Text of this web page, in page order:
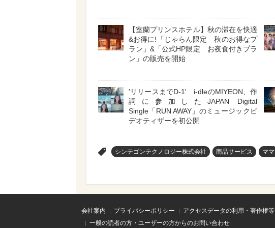
【室蘭プリンスホテル】秋の滞在を快適
&お得に!「じゃらん限定 秋のお得なプ
ラン」&「公式HP限定 お夜食付きプラ
ン」の販売を開始
'リリースまでD-1' i-dleのMIYEON、作
詞に参加したJAPAN Digital
Single「RUN AWAY」のミュージックビ
デオティザーを初公開
シンテゴンテクノロジー株式会社 商品サービス ママ
会社案内 プライバシーポリシー アクセスデータの利用・著作権等
一般の読者の方・ユーザーの方からのお問い合わせ